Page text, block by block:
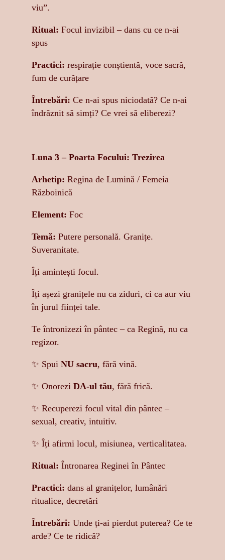
viu”.
Ritual: Focul invizibil – dans cu ce n-ai
spus
Practici: respirație conștientă, voce sacră,
fum de curățare
Întrebări: Ce n-ai spus niciodată? Ce n-ai
îndrăznit să simți? Ce vrei să eliberezi?
Luna 3 – Poarta Focului: Trezirea
Arhetip: Regina de Lumină / Femeia
Războinică
Element: Foc
Temă: Putere personală. Granițe.
Suveranitate.
Îți amintești focul.
Îți așezi granițele nu ca ziduri, ci ca aur viu
în jurul ființei tale.
Te întronizezi în pântec – ca Regină, nu ca
regizor.
✨ Spui NU sacru, fără vină.
✨ Onorezi DA-ul tău, fără frică.
✨ Recuperezi focul vital din pântec –
sexual, creativ, intuitiv.
✨ Îți afirmi locul, misiunea, verticalitatea.
Ritual: Întronarea Reginei în Pântec
Practici: dans al granițelor, lumânări
ritualice, decretări
Întrebări: Unde ți-ai pierdut puterea? Ce te
arde? Ce te ridică?